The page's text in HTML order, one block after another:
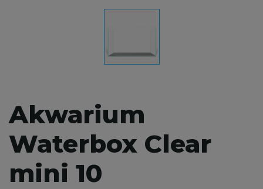
Akwarium
Waterbox Clear
mini 10